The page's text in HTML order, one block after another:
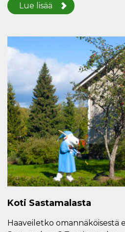
Lue lisää
Koti Sastamalasta
Haaveiletko omannäköisestä